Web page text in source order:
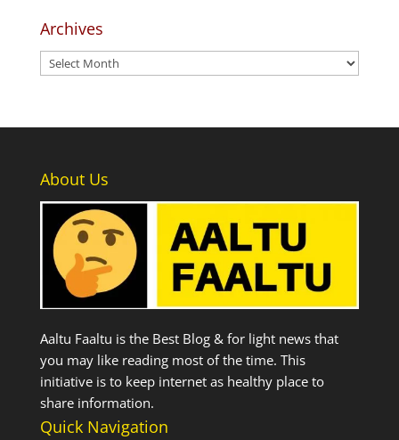
Archives
Archives
About Us
Aaltu Faaltu is the Best Blog & for light news that
you may like reading most of the time. This
initiative is to keep internet as healthy place to
share information.
Quick Navigation